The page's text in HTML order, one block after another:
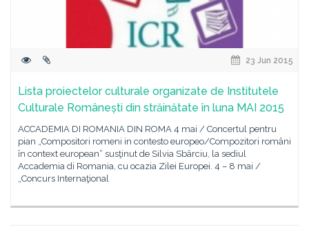
23 Jun 2015
Lista proiectelor culturale organizate de Institutele
Culturale Românești din străinătate în luna MAI 2015
ACCADEMIA DI ROMANIA DIN ROMA 4 mai / Concertul pentru
pian „Compositori romeni in contesto europeo/Compozitori români
în context european“ susţinut de Silvia Sbârciu, la sediul
Accademia di Romania, cu ocazia Zilei Europei. 4 – 8 mai /
„Concurs Internaţional